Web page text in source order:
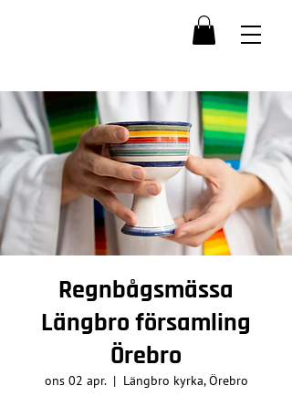
Regnbågsmässa
Längbro församling
Örebro
ons 02 apr.
  |
Längbro kyrka, Örebro